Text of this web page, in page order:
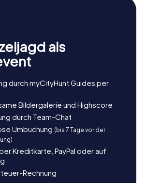
als
durch myCityHunt Guides per
Bildergalerie und Highscore
durch Team-Chat
Umbuchung (bis 7 Tage vor der
Kreditkarte, PayPal oder auf
Rechnung